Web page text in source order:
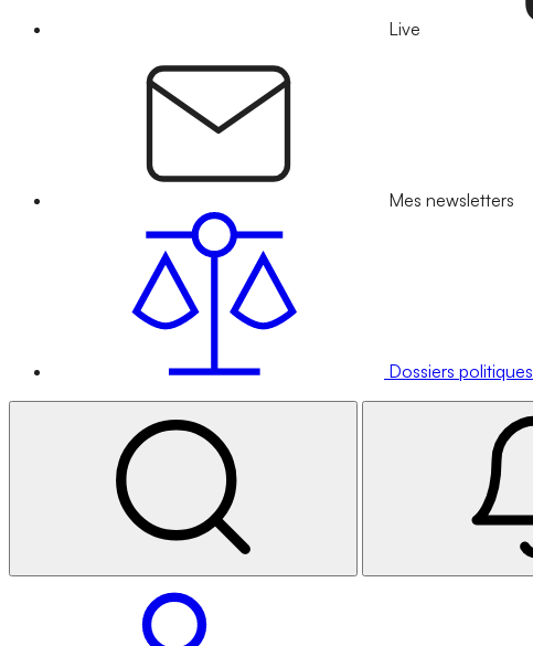
Live
Mes newsletters
Dossiers politiques